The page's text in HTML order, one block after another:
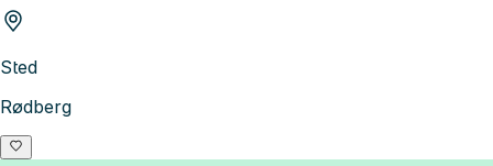
Sted
Rødberg